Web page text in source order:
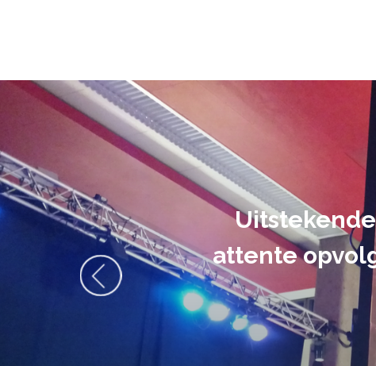
De
volledig uit